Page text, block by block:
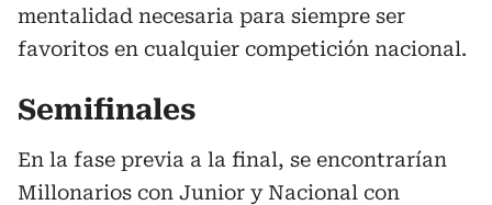
mentalidad necesaria para siempre ser
favoritos en cualquier competición nacional.
Semifinales
En la fase previa a la final, se encontrarían
Millonarios con Junior y Nacional con